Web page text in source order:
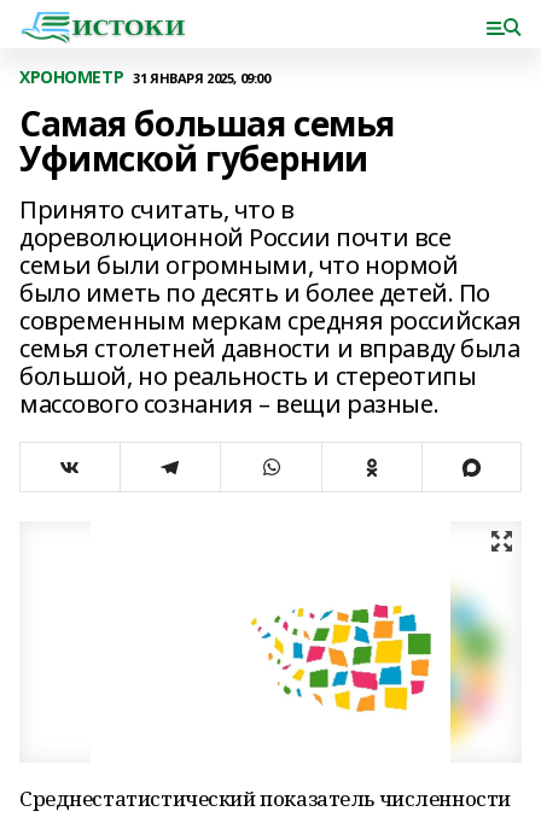
ХРОНОМЕТР 31 ЯНВАРЯ 2025, 09:00
Самая большая семья
Уфимской губернии
Принято считать, что в
дореволюционной России почти все
семьи были огромными, что нормой
было иметь по десять и более детей. По
современным меркам средняя российская
семья столетней давности и вправду была
большой, но реальность и стереотипы
массового сознания – вещи разные.
Среднестатистический показатель численности